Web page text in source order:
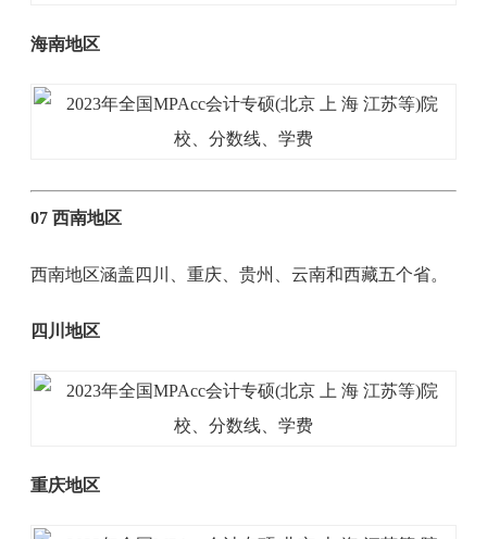
海南地区
07 西南地区
西南地区涵盖四川、重庆、贵州、云南和西藏五个省。
四川地区
重庆地区